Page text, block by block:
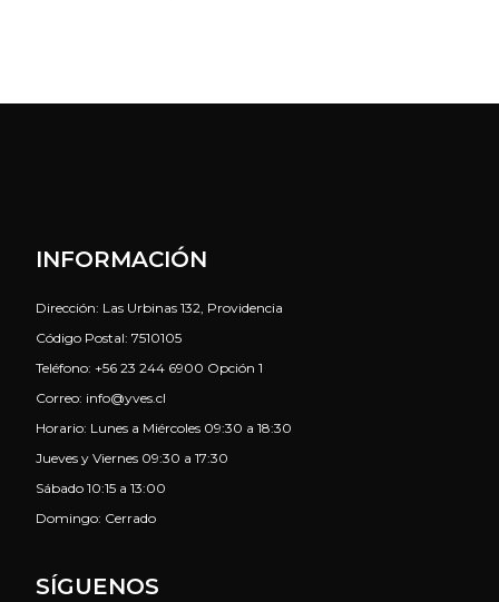
INFORMACIÓN
Dirección: Las Urbinas 132, Providencia
Código Postal: 7510105
Teléfono: +56 23 244 6900 Opción 1
Correo: info@yves.cl
Horario: Lunes a Miércoles 09:30 a 18:30
Jueves y Viernes 09:30 a 17:30
Sábado 10:15 a 13:00
Domingo: Cerrado
SÍGUENOS